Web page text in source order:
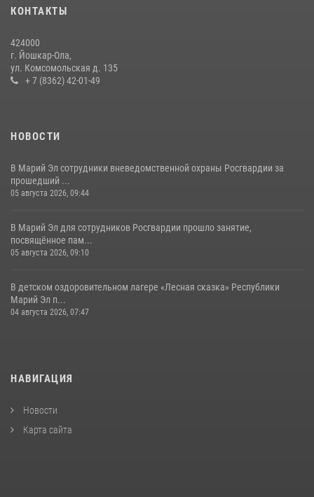
Управление Росгвардии по Республике Марий Эл приняло участие в
09 июля 2026, 06:04
Управление Росгвардии по Республике Марий Эл продолжает
КОНТАКТЫ
424000
г. Йошкар-Ола,
ул. Комсомольская д. 135
+ 7 (8362) 42-01-49
НОВОСТИ
В Марий Эл сотрудники вневедомственной охраны Росгвардии за
прошедший ...
05 августа 2026, 09:44
В Марий Эл для сотрудников Росгвардии прошло занятие,
посвящённое пам...
05 августа 2026, 09:10
В детском оздоровительном лагере «Лесная сказка» Республики
Марий Эл п...
04 августа 2026, 07:47
НАВИГАЦИЯ
Новости
Карта сайта